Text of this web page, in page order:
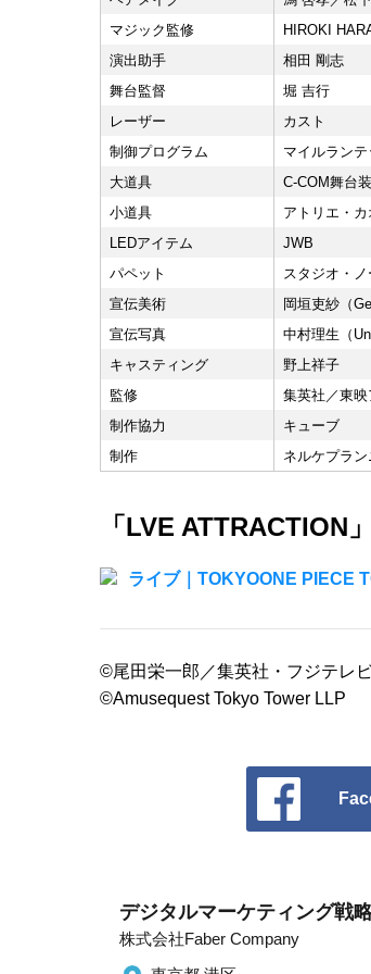
マジック監修
HIROKI
演出助手
相田 剛志
舞台監督
堀 吉行
レーザー
カスト
制御プログラム
マイルランテ
大道具
C-COM舞台
小道具
アトリエ・カ
LEDアイテム
JWB
パペット
スタジオ・ノ
宣伝美術
岡垣吏紗（
宣伝写真
中村理生（
キャスティング
野上祥子
監修
集英社／東
制作協力
キューブ
制作
ネルケプラ
「LVE ATTRACTION
ライブ｜TOKYOONE PIECE
©尾田栄一郎／集英社・フジテレ
©Amusequest Tokyo Tower LLP
デジタルマーケティング戦
株式会社Faber Company